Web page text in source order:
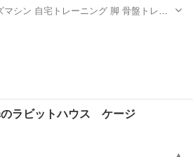
シン 自宅トレーニング 脚 骨盤トレー
のラビットハウス ケージ